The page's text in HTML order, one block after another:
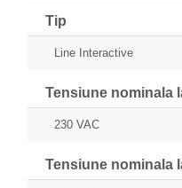
Tip
Line Interactive
Tensiune nominala
230 VAC
Tensiune nominala